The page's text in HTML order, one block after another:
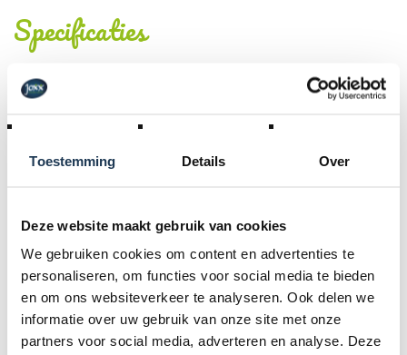
Toestemming Details Over
Deze website maakt gebruik van cookies
We gebruiken cookies om content en advertenties te
personaliseren, om functies voor social media te bieden
en om ons websiteverkeer te analyseren. Ook delen we
informatie over uw gebruik van onze site met onze
partners voor social media, adverteren en analyse. Deze
Specificaties
Artikel nummer:
707116
Foam
Dit product behoort tot de
volgende categorie(ën)